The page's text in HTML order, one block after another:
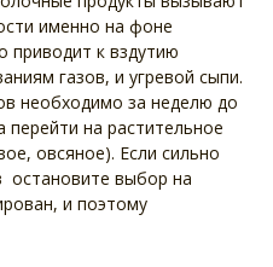
именно на фоне
приводит к вздутию
газов, и угревой сыпи.
необходимо за неделю до
перейти на растительное
овсяное). Если сильно
остановите выбор на
и поэтому